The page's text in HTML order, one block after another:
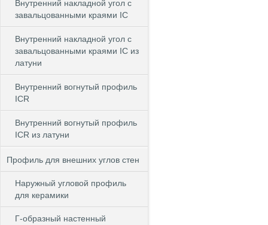
Внутренний накладной угол с
завальцованными краями IC
Внутренний накладной угол с
завальцованными краями IC из
латуни
Внутренний вогнутый профиль
ICR
Внутренний вогнутый профиль
ICR из латуни
Профиль для внешних углов стен
Наружный угловой профиль
для керамики
Г-образный настенный